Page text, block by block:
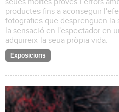
productes fins a aconseguir
fotografies que desprenguen
la sensació en l'espectador en
adquireix la seua pròpia vida.
Exposicions